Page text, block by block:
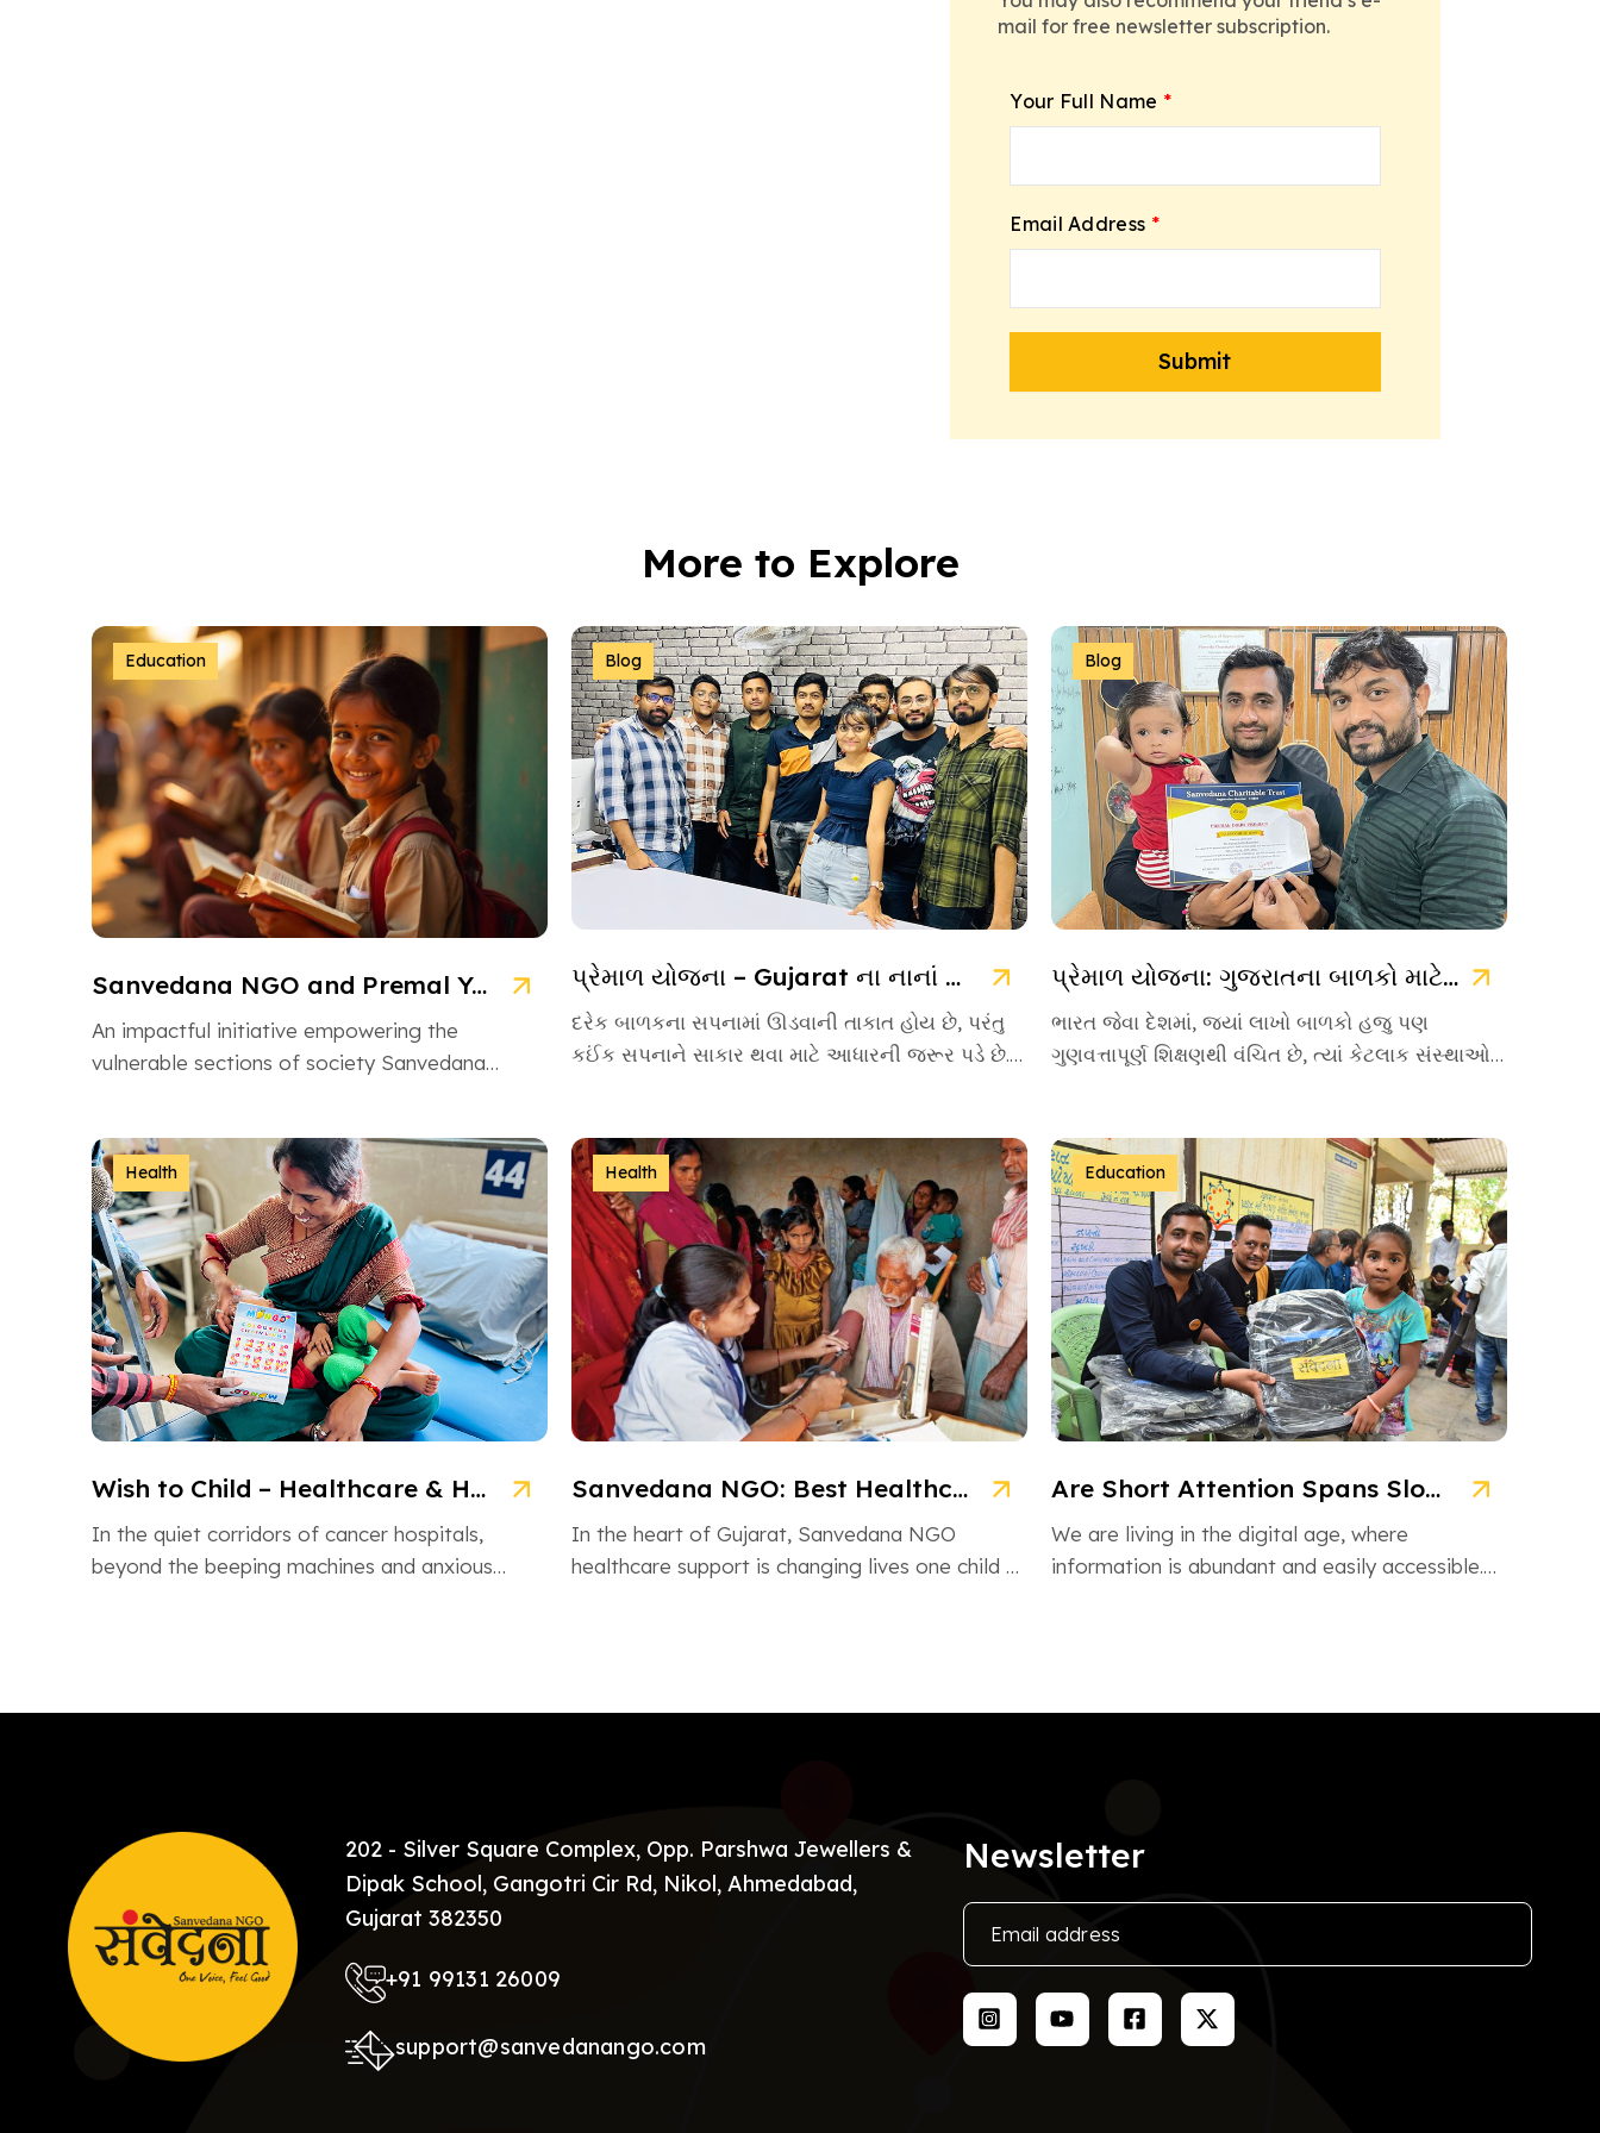
mail for free newsletter subscription.
Your Full Name *
Email Address *
More to Explore
Education
Sanvedana NGO and Premal Yojana: A Model of Social Service
An impactful initiative empowering the
vulnerable sections of society Sanvedana
dedicated […]
Blog
પ્રેમાળ યોજના – Gujarat ના નાનાં બાળકો માટે આશાની નવી કિરણ
દરેક બાળકના સપનામાં ઊડવાની તાકાત હોય છે, પરંતુ
કઈંક સપનાને સાકાર થવા માટે આધારની જરૂર પડે છે.
Blog
પ્રેમાળ યોજના: ગુજરાતના બાળકો માટે ઉજ્જવળ ભવિષ્યની ચાવી
ભારત જેવા દેશમાં, જ્યાં લાખો બાળકો હજુ પણ
ગુણવત્તાપૂર્ણ શિક્ષણથી વંચિત છે, ત્યાં કેટલાક સંસ્થાઓ
Health
Wish to Child – Healthcare & Hope for Cancer Kids in Gujarat
In the quiet corridors of cancer hospitals,
beyond the beeping machines and anxious
Health
Sanvedana NGO: Best Healthcare & Cancer Support in Gujarat
In the heart of Gujarat, Sanvedana NGO
healthcare support is changing lives one child at
Education
Are Short Attention Spans Slowing Down Children’s Learning?
We are living in the digital age, where
information is abundant and easily accessible.
202 - Silver Square Complex, Opp. Parshwa Jewellers &
Dipak School, Gangotri Cir Rd, Nikol, Ahmedabad,
Gujarat 382350
+91 99131 26009
support@sanvedanango.com
Newsletter